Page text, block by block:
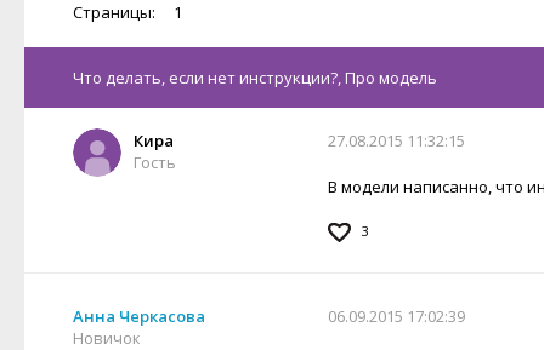
Страницы: 1
Что делать, если нет инструкции?, Про модель
Кира
Гость
27.08.2015 11:32:15
В модели написанно, что
3
Анна Черкасова
Новичок
06.09.2015 17:02:39